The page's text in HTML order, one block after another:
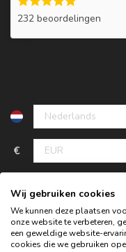
232 beoordelingen
€
Wij gebruiken cookies
We kunnen deze plaatsen
onze website te verbeteren,
een geweldige website-
cookies die we gebruiken